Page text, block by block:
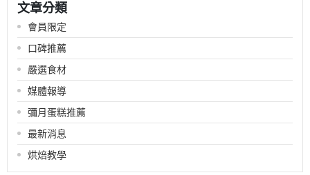
文章分類
會員限定
口碑推薦
嚴選食材
媒體報導
彌月蛋糕推薦
最新消息
烘焙教學